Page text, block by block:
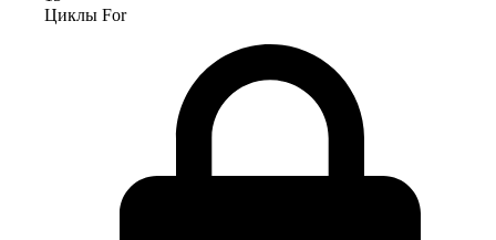
Циклы For